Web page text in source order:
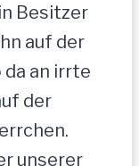
Besitzer
auf der
da an irrte
der
unserer